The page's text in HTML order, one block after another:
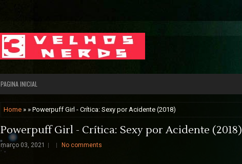
PAGINA INICIAL
Home » » Powerpuff Girl - Crítica: Sexy por Acidente (2018)
Powerpuff Girl - Crítica: Sexy por Acidente (2018)
março 03, 2021 No comments